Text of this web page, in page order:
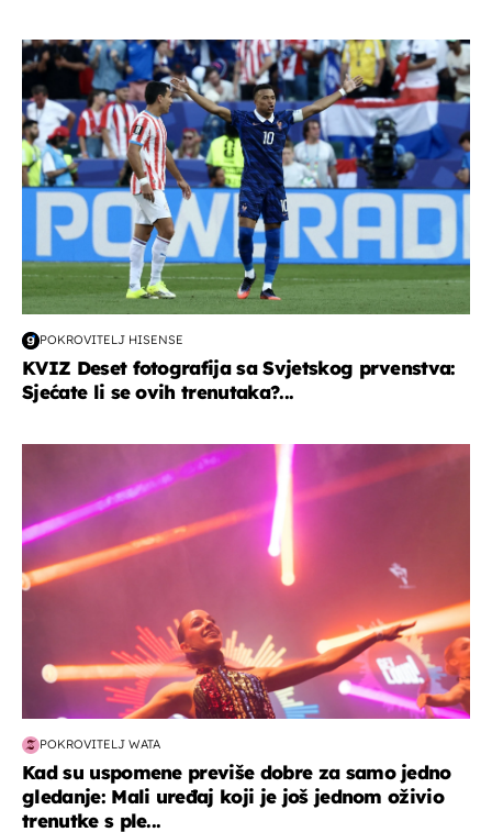
svjetsko prvenstvo 2026
POKROVITELJ HISENSE
KVIZ Deset fotografija sa Svjetskog prvenstva:
Sjećate li se ovih trenutaka?...
POKROVITELJ WATA
Kad su uspomene previše dobre za samo jedno
gledanje: Mali uređaj koji je još jednom oživio
trenutke s ple...